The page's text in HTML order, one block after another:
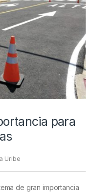
para
Uribe
de gran importancia